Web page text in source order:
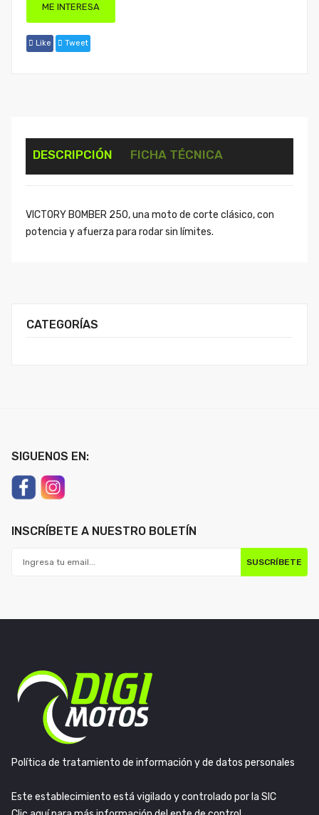
CATEGORÍAS
ME INTERESA
Like Tweet
DESCRIPCIÓN FICHA TÉCNICA
VICTORY BOMBER 250, una moto de corte clásico, con
potencia y afuerza para rodar sin límites.
SIGUENOS EN:
INSCRÍBETE A NUESTRO BOLETÍN
SUSCRÍBETE
Política de tratamiento de información y de datos personales
Este establecimiento está vigilado y controlado por la SIC